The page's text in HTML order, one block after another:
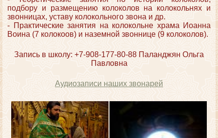
подбору и размещению колоколов на колокольнях и
звонницах, уставу колокольного звона и др.
- Практические занятия на колокольне храма Иоанна
Воина (7 колокоов) и наземной звоннице (9 колоколов).
Запись в школу: +7-908-177-80-88 Паланджян Ольга
Павловна
Аудиозаписи наших звонарей